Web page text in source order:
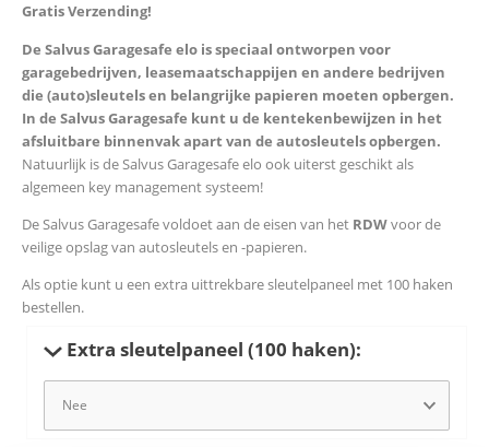
Gratis Verzending!
De Salvus Garagesafe elo is speciaal ontworpen voor
garagebedrijven, leasemaatschappijen en andere bedrijven
die (auto)sleutels en belangrijke papieren moeten opbergen.
In de Salvus Garagesafe kunt u de kentekenbewijzen in het
afsluitbare binnenvak apart van de autosleutels opbergen.
Natuurlijk is de Salvus Garagesafe elo ook uiterst geschikt als
algemeen key management systeem!
De Salvus Garagesafe voldoet aan de eisen van het RDWvoor de
veilige opslag van autosleutels en -papieren.
Als optie kunt u een extra uittrekbare sleutelpaneel met 100 haken
bestellen.
Extra sleutelpaneel (100 haken):